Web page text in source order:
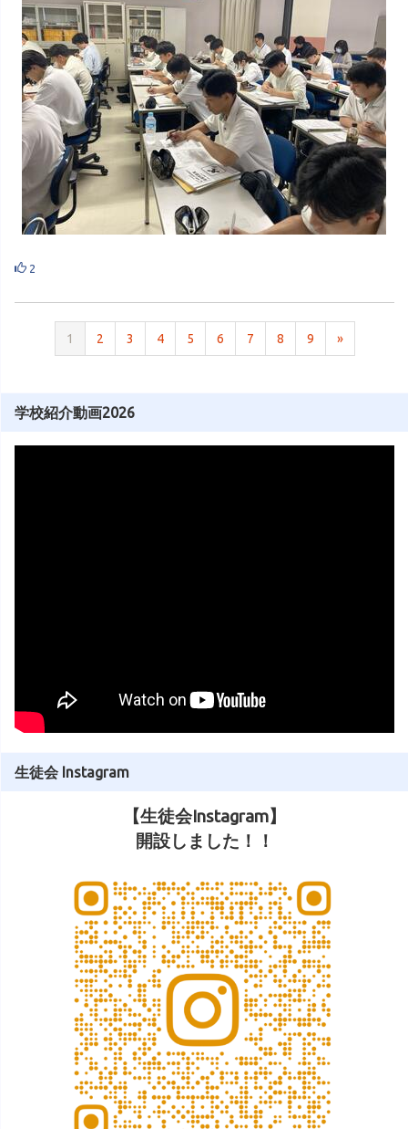
2
1 2 3 4 5 6 7 8 9 »
学校紹介動画2026
生徒会 Instagram
【生徒会Instagram】
開設しました！！